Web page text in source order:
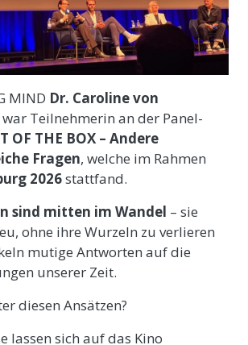
MIND Dr. Caroline von
war Teilnehmerin an der Panel-
OF THE BOX – Andere
Fragen, welche im Rahmen
2026stattfand.
sind mitten im Wandel – sie
ohne ihre Wurzeln zu verlieren
mutige Antworten auf die
unserer Zeit.
diesen Ansätzen?
lassen sich auf das Kino